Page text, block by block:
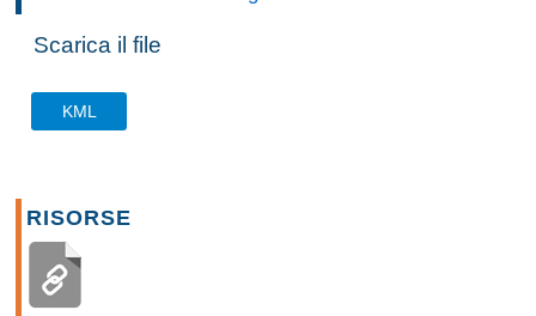
Scarica il file
KML
RISORSE